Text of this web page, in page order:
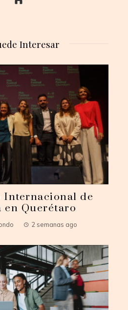
Interesar
Internacional de
en Querétaro
2 semanas ago